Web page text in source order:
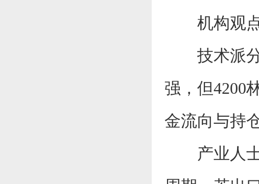
机构观点
技术派分
强，但4200
金流向与持
产业人士